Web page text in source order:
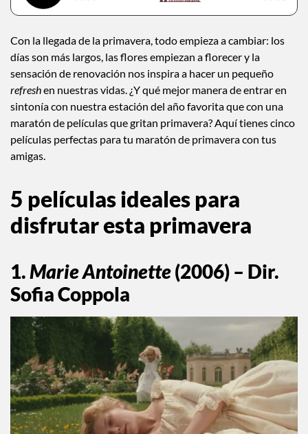
Con la llegada de la primavera, todo empieza a cambiar: los
días son más largos, las flores empiezan a florecer y la
sensación de renovación nos inspira a hacer un pequeño
refreshen nuestras vidas. ¿Y qué mejor manera de entrar en
sintonía con nuestra estación del año favorita que con una
maratón de películas que gritan primavera? Aquí tienes cinco
películas perfectas para tu maratón de primavera con tus
amigas.
5 películas ideales para
disfrutar esta primavera
1.Marie Antoinette(2006) – Dir.
Sofia Coppola